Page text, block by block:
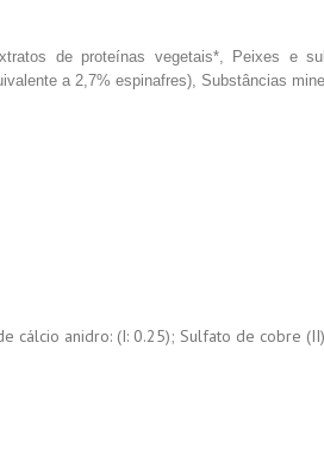
de proteínas vegetais*, Peixes e
a 2,7% espinafres), Substâncias
anidro: (I: 0.25); Sulfato de cobre